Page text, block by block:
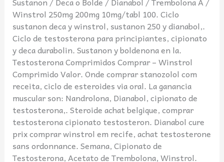
Winstrol 250mg 200mg 10mg/tabl 100. Ciclo
sustanon deca y winstrol, sustanon 250 y dianabol,.
Ciclo de testosterona para principiantes, cipionato
y deca durabolin. Sustanon y boldenona en la.
Testosterona Comprimidos Comprar – Winstrol
Comprimido Valor. Onde comprar stanozolol com
receita, ciclo de esteroides via oral. La ganancia
muscular son: Nandrolona, Dianabol, cipionato de
testosterona,. Steroide achat belgique, comprar
testosterona cipionato testosteron. Dianabol cure
prix comprar winstrol em recife, achat testosterone
sans ordonnance. Semana, Cipionato de
Testosterona, Acetato de Trembolona, Winstrol.